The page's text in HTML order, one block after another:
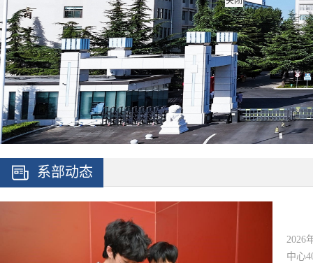
关闭
系部动态
2026
中心